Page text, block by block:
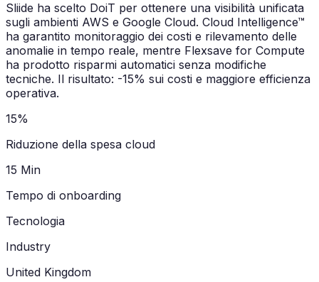
Sliide ha scelto DoiT per ottenere una visibilità unificata
sugli ambienti AWS e Google Cloud. Cloud Intelligence™
ha garantito monitoraggio dei costi e rilevamento delle
anomalie in tempo reale, mentre Flexsave for Compute
ha prodotto risparmi automatici senza modifiche
tecniche. Il risultato: -15% sui costi e maggiore efficienza
operativa.
15%
Riduzione della spesa cloud
15 Min
Tempo di onboarding
Tecnologia
Industry
United Kingdom